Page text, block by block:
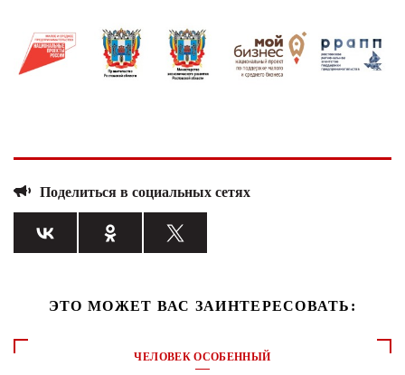
Поделиться в социальных сетях
ЭТО МОЖЕТ ВАС ЗАИНТЕРЕСОВАТЬ:
ЧЕЛОВЕК ОСОБЕННЫЙ